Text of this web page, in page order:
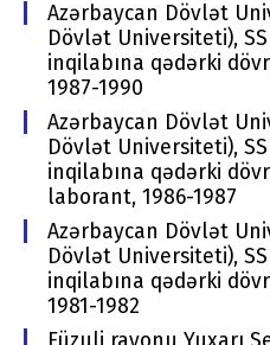
Azərbaycan Dövlət
Dövlət Universiteti),
inqilabına qədərki
1987-1990
Azərbaycan Dövlət
Dövlət Universiteti),
inqilabına qədərki
laborant, 1986-1987
Azərbaycan Dövlət
Dövlət Universiteti),
inqilabına qədərki
1981-1982